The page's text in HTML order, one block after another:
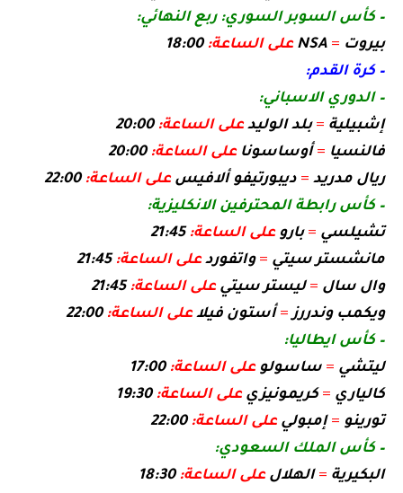
– كأس السوبر السوري: ربع النهائي:
بيروت =
NSA على الساعة:18:00
– كرة القدم:
– ​الدوري الاسباني​:
إشبيلية = بلد الوليد على الساعة:20:00
فالنسيا = أوساسونا على الساعة:20:00
ريال مدريد = ديبورتيفو ألافيس على الساعة:22:00
– ​كأس رابطة المحترفين الانكليزية​:
تشيلسي = بارو على الساعة:21:45
مانشستر سيتي = واتفورد على الساعة: 21:45
وال سال = ليستر سيتي على الساعة:21:45
ويكمب وندررز = أستون فيلا على الساعة:22:00
– ​كأس ايطاليا​:
ليتشي = ساسولو على الساعة:17:00
كالياري = كريمونيزي على الساعة:19:30
تورينو = إمبولي على الساعة:22:00
– ​كأس الملك السعودي​:
البكيرية = الهلال على الساعة:18:30